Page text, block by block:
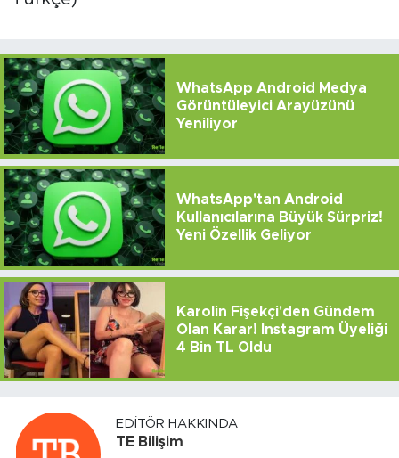
WhatsApp Android Medya
Görüntüleyici Arayüzünü
Yeniliyor
WhatsApp'tan Android
Kullanıcılarına Büyük Sürpriz!
Yeni Özellik Geliyor
Karolin Fişekçi'den Gündem
Olan Karar! Instagram Üyeliği
4 Bin TL Oldu
EDITÖR HAKKINDA
TE Bilişim